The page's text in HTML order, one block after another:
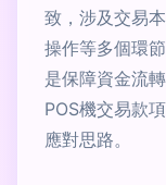
致，涉及交易
操作等多個環
是保障資金流
POS機交易款
應對思路。